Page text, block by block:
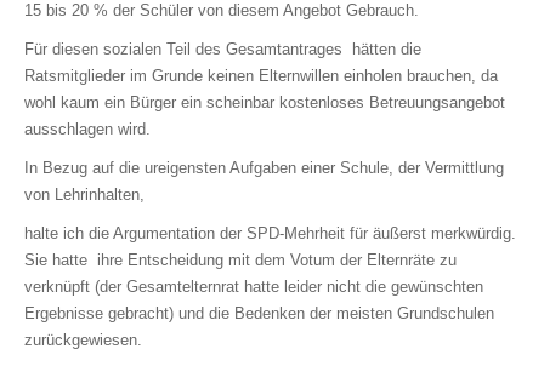
15 bis 20 % der Schüler von diesem Angebot Gebrauch.
Für diesen sozialen Teil des Gesamtantrages hätten die
Ratsmitglieder im Grunde keinen Elternwillen einholen brauchen, da
wohl kaum ein Bürger ein scheinbar kostenloses Betreuungsangebot
ausschlagen wird.
In Bezug auf die ureigensten Aufgaben einer Schule, der Vermittlung
von Lehrinhalten,
halte ich die Argumentation der SPD-Mehrheit für äußerst merkwürdig.
Sie hatte ihre Entscheidung mit dem Votum der Elternräte zu
verknüpft (der Gesamtelternrat hatte leider nicht die gewünschten
Ergebnisse gebracht) und die Bedenken der meisten Grundschulen
zurückgewiesen.